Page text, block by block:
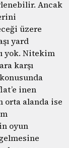
Ancak
üzere
yard
yok. Nitekim
karşı
inen
orta alanda ise
oyun